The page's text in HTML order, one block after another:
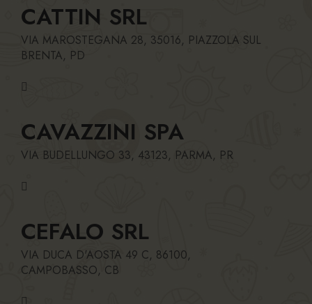
CATTIN SRL
VIA MAROSTEGANA 28, 35016, PIAZZOLA SUL
BRENTA, PD
CAVAZZINI SPA
VIA BUDELLUNGO 33, 43123, PARMA, PR
CEFALO SRL
VIA DUCA D'AOSTA 49 C, 86100,
CAMPOBASSO, CB